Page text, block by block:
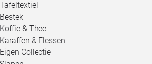
Tafeltextiel
Bestek
Koffie & Thee
Karaffen & Flessen
Eigen Collectie